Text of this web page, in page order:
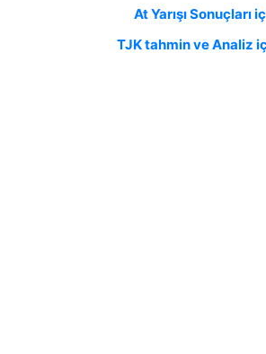
At Yarışı Sonuçları
TJK tahmin ve Analiz